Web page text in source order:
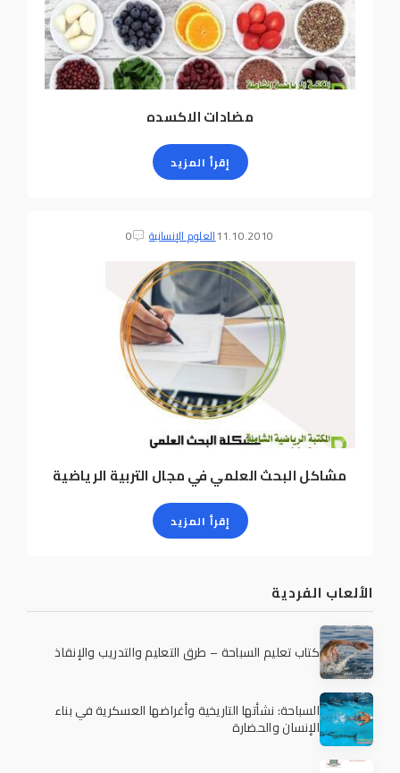
مضادات الاكسده
إقرأ المزيد
11.10.2010العلوم الإنسانية 0
مشاكل البحث العلمي في مجال التربية الرياضية
إقرأ المزيد
الألعاب الفردية
كتاب تعليم السباحة – طرق التعليم والتدريب والإنقاذ
السباحة: نشأتها التاريخية وأغراضها العسكرية في بناء
الإنسان والحضارة